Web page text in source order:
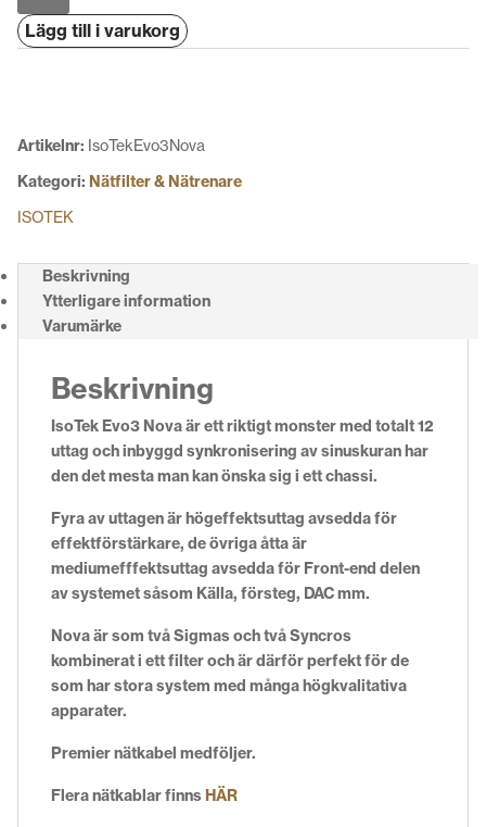
Evo3
Nova
Lägg till i varukorg
Artikelnr: IsoTekEvo3Nova
Kategori: Nätfilter & Nätrenare
ISOTEK
Beskrivning
Ytterligare information
Varumärke
Beskrivning
IsoTek Evo3 Nova är ett riktigt monster med totalt 12
uttag och inbyggd synkronisering av sinuskuran har
den det mesta man kan önska sig i ett chassi.
Fyra av uttagen är högeffektsuttag avsedda för
effektförstärkare, de övriga åtta är
mediumefffektsuttag avsedda för Front-end delen
av systemet såsom Källa, försteg, DAC mm.
Nova är som två Sigmas och två Syncros
kombinerat i ett filter och är därför perfekt för de
som har stora system med många högkvalitativa
apparater.
Premier nätkabel medföljer.
Flera nätkablar finns HÄR